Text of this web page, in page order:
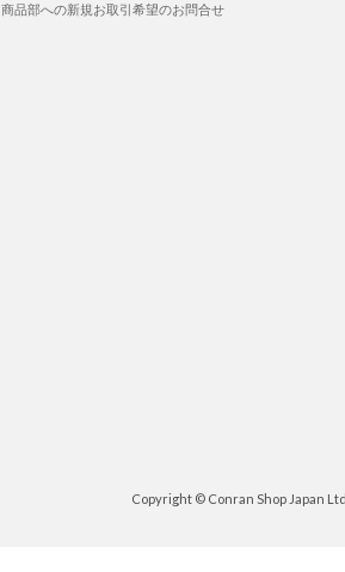
商品部への新規お取引希望のお問合せ
Copyright © Conran Shop Japan